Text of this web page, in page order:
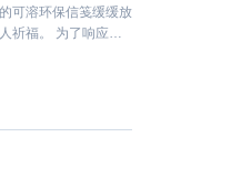
可溶环保信笺缓缓放
响应号